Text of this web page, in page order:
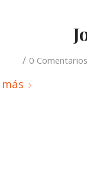
/ 0 Comentarios